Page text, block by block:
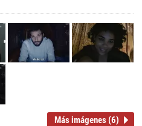
Más imágenes (6)